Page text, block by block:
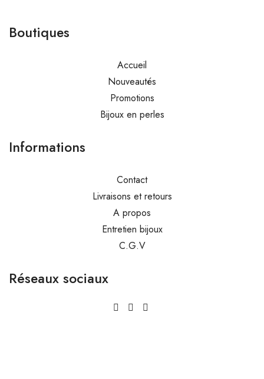
Boutiques
Accueil
Nouveautés
Promotions
Bijoux en perles
Informations
Contact
Livraisons et retours
A propos
Entretien bijoux
C.G.V
Réseaux sociaux